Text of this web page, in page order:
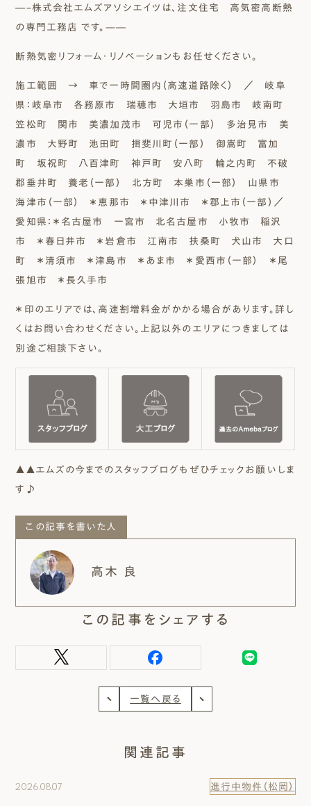
―–株式会社エムズアソシエイツは、注文住宅 高気密高断熱
の専門工務店 です。—―
断熱気密リフォーム・リノベーションもお任せください。
施工範囲 → 車で一時間圏内（高速道路除く）
／ 岐阜
県：岐阜市 各務原市 瑞穂市 大垣市 羽島市 岐南町
笠松町 関市 美濃加茂市 可児市（一部） 多治見市 美
濃市 大野町 池田町 揖斐川町（一部） 御嵩町 富加
町 坂祝町 八百津町 神戸町 安八町 輪之内町 不破
郡垂井町 養老（一部） 北方町 本巣市（一部） 山県市
海津市（一部） ＊恵那市 ＊中津川市 ＊郡上市（一部）／
愛知県：＊名古屋市 一宮市 北名古屋市 小牧市 稲沢
市 ＊春日井市 ＊岩倉市 江南市 扶桑町 犬山市 大口
町 ＊清須市 ＊津島市 ＊あま市 ＊愛西市（一部） ＊尾
張旭市 ＊長久手市
＊印のエリアでは、高速割増料金がかかる場合があります。詳し
くはお問い合わせください。上記以外のエリアにつきましては
別途ご相談下さい。
▲▲エムズの今までのスタッフブログもぜひチェックお願いしま
す♪
この記事を書いた人
高木 良
この記事をシェアする
一覧へ戻る
関連記事
2026.08.07 進行中物件（松岡）